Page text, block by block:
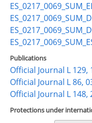
Publications
Official Journal L 129,
Official Journal L 86,
Official Journal L 148,
Protections under